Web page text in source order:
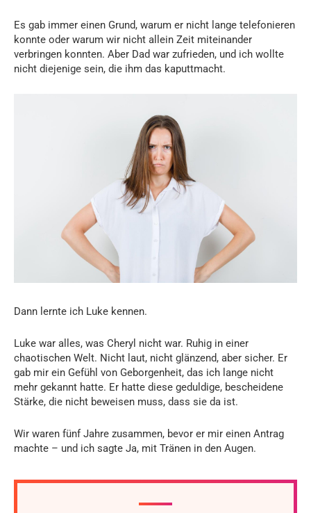
Es gab immer einen Grund, warum er nicht lange telefonieren
konnte oder warum wir nicht allein Zeit miteinander
verbringen konnten. Aber Dad war zufrieden, und ich wollte
nicht diejenige sein, die ihm das kaputtmacht.
Dann lernte ich Luke kennen.
Luke war alles, was Cheryl nicht war. Ruhig in einer
chaotischen Welt. Nicht laut, nicht glänzend, aber sicher. Er
gab mir ein Gefühl von Geborgenheit, das ich lange nicht
mehr gekannt hatte. Er hatte diese geduldige, bescheidene
Stärke, die nicht beweisen muss, dass sie da ist.
Wir waren fünf Jahre zusammen, bevor er mir einen Antrag
machte – und ich sagte Ja, mit Tränen in den Augen.